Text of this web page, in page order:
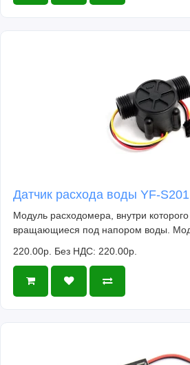
Датчик расхода воды YF-
Модуль расходомера, внутри которого
вращающиеся под напором воды.
220.00р. Без НДС: 220.00р.